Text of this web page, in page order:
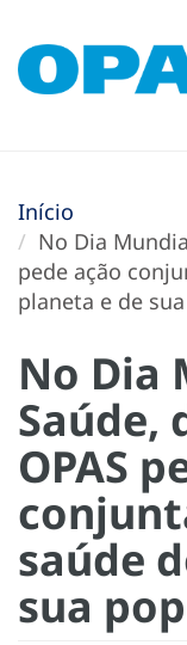
Início
No Dia
pede ação
planeta e de
No Dia
Saúde,
OPAS
saúde
sua